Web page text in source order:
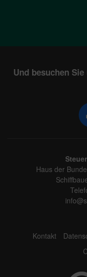
Und besuchen
Haus der
Kontakt